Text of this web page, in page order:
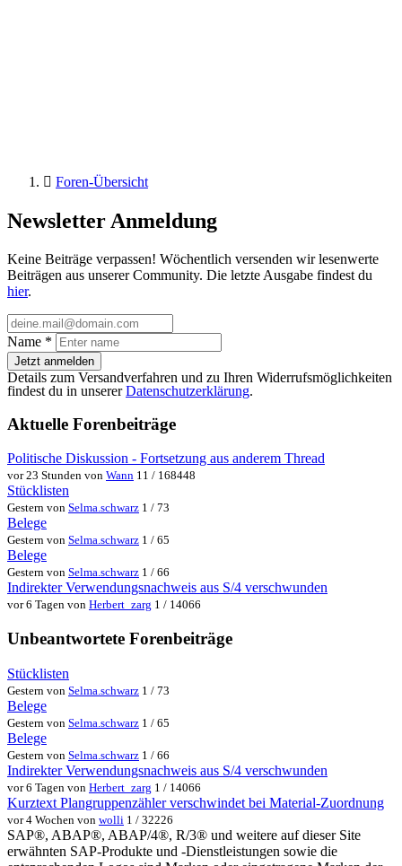
Foren-Übersicht
Newsletter Anmeldung
Keine Beiträge verpassen! Wöchentlich versenden wir lesenwerte
Beiträgen aus unserer Community. Die letzte Ausgabe findest du
hier.
Name *
Jetzt anmelden
Details zum Versandverfahren und zu Ihren Widerrufsmöglichkeiten
findest du in unsererDatenschutzerklärung.
Aktuelle Forenbeiträge
Politische Diskussion - Fortsetzung aus anderem Thread
vor 23 Stunden von Wann 11 / 168448
Stücklisten
Gestern von Selma.schwarz 1 / 73
Belege
Gestern von Selma.schwarz 1 / 65
Belege
Gestern von Selma.schwarz 1 / 66
Indirekter Verwendungsnachweis aus S/4 verschwunden
vor 6 Tagen von Herbert_zarg 1 / 14066
Unbeantwortete Forenbeiträge
Stücklisten
Gestern von Selma.schwarz 1 / 73
Belege
Gestern von Selma.schwarz 1 / 65
Belege
Gestern von Selma.schwarz 1 / 66
Indirekter Verwendungsnachweis aus S/4 verschwunden
vor 6 Tagen von Herbert_zarg 1 / 14066
Kurztext Plangruppenzähler verschwindet bei Material-Zuordnung
vor 4 Wochen von wolli 1 / 32226
SAP®, ABAP®, ABAP/4®, R/3® und weitere auf dieser Site
erwähnten SAP-Produkte und -Dienstleistungen sowie die